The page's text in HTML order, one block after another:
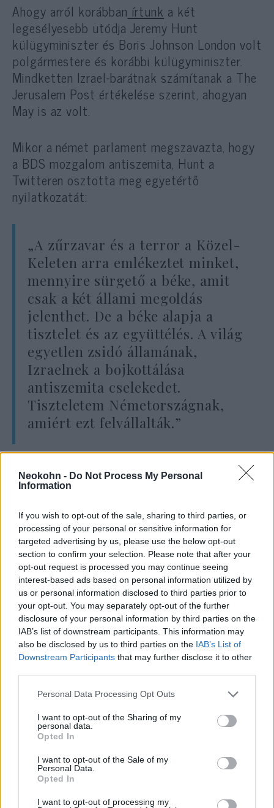
Neokohn - Do Not Process My Personal
Information
If you wish to opt-out of the sale, sharing to third parties, or
processing of your personal or sensitive information for
targeted advertising by us, please use the below opt-out
section to confirm your selection. Please note that after your
opt-out request is processed you may continue seeing
interest-based ads based on personal information utilized by
us or personal information disclosed to third parties prior to
your opt-out. You may separately opt-out of the further
disclosure of your personal information by third parties on the
IAB’s list of downstream participants. This information may
also be disclosed by us to third parties on the IAB’s List of
Downstream Participants that may further disclose it to other
Please note that this website/app uses one or more Google
not limited to your visit or usage behaviour. You may click to
grant or deny consent to Google and its third-party tags to
use your data for below specified purposes in below Google
consent section.
Personal Data Processing Opt Outs
I want to opt-out of the Sharing of my
personal data.
Opted In
I want to opt-out of the Sale of my
Personal Data.
Opted In
I want to opt-out of processing my
Ahogy arról korábban írtunk a két
legesélyesebb utódja Jeremy Hunt
külügyminiszter és Boris Johnson London volt
polgármestere és korábbi külügyminiszter.
Mindketten Izrael-barátnak számítanak a The
Jerusalem Post értékelése szerint, ahogyan
May is az volt.
Mikor a német parlament megszavazta, hogy
a BDS mozgalom antiszemita, Hunt a
Twitteren osztotta meg egyetértő
nyilatkozatát:
„A zűrzavar és a terror a Közel-
Keleten arra emlékeztet minket,
mennyire sürgető a béke, amit
csak a két állami megoldás
jelenthet. De a béke alapja a
tisztelet és az együttélés. A világ
egyetlen zsidó államának,
Izraelnek a bojkottálása
antiszemita cselekedet.
Tiszteletem Németországnak,
amiért ezt felvállalták.”
Boris Johnson volt londoni polgármester. Fotó: MTI/EPA
Azonban Johnson a legesélyesebb arra, hogy
beköltözzön a 10-es számú rezidenciára.
Mikor 2015-ben még London polgármestere
volt, meglátogatta Jeruzsálemben a
Siratófalat.
A Jerusalem Post a látogatáskor megírta:
Johnson a Nyugati Fal rabbijának, Shmuel
Rabinowitznak elmesélte, hogy vannak zsidó